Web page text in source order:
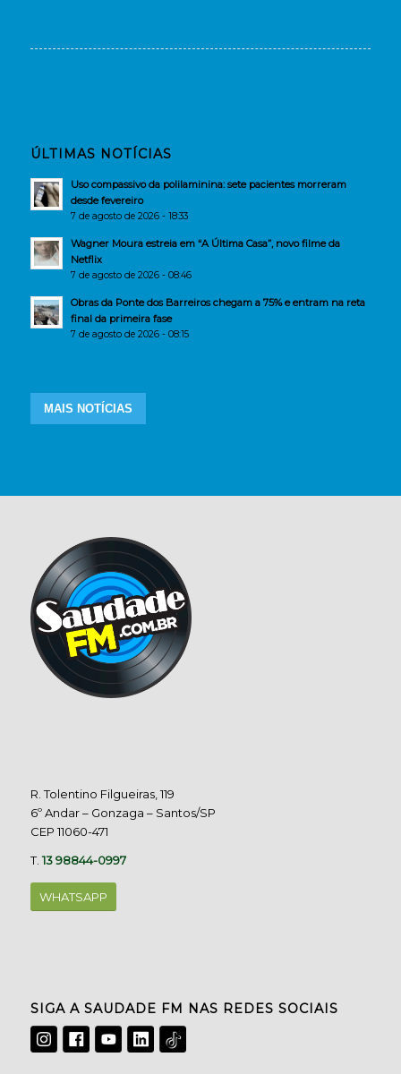
ÚLTIMAS NOTÍCIAS
Uso compassivo da polilaminina: sete pacientes morreram
desde fevereiro
7 de agosto de 2026 - 18:33
Wagner Moura estreia em “A Última Casa”, novo filme da
Netflix
7 de agosto de 2026 - 08:46
Obras da Ponte dos Barreiros chegam a 75% e entram na reta
final da primeira fase
7 de agosto de 2026 - 08:15
MAIS NOTÍCIAS
R. Tolentino Filgueiras, 119
6º Andar – Gonzaga – Santos/SP
CEP 11060-471
T.13 98844-0997
WHATSAPP
SIGA A SAUDADE FM NAS REDES SOCIAIS